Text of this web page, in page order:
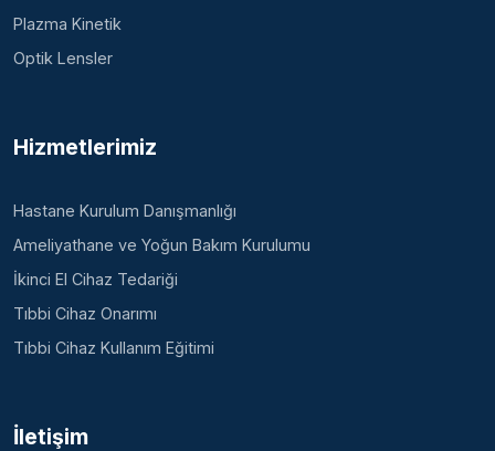
Plazma Kinetik
Optik Lensler
Hizmetlerimiz
Hastane Kurulum Danışmanlığı
Ameliyathane ve Yoğun Bakım Kurulumu
İkinci El Cihaz Tedariği
Tıbbi Cihaz Onarımı
Tıbbi Cihaz Kullanım Eğitimi
İletişim